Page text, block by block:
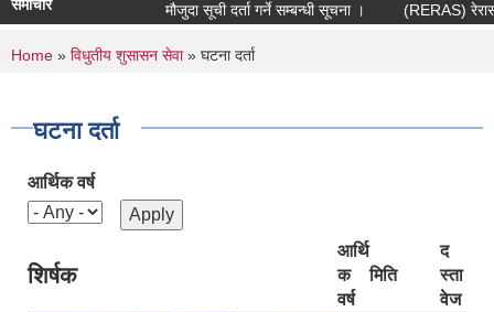
समाचार मौजुदा सूची दर्ता गर्ने सम्बन्धी सूचना । (RERAS) रेरास
You are here
Home » विधुतीय शुसासन सेवा» घटना दर्ता
घटना दर्ता
आर्थिक वर्ष
शिर्षक
आर्थि
क
वर्ष
मिति
द
स्ता
वेज